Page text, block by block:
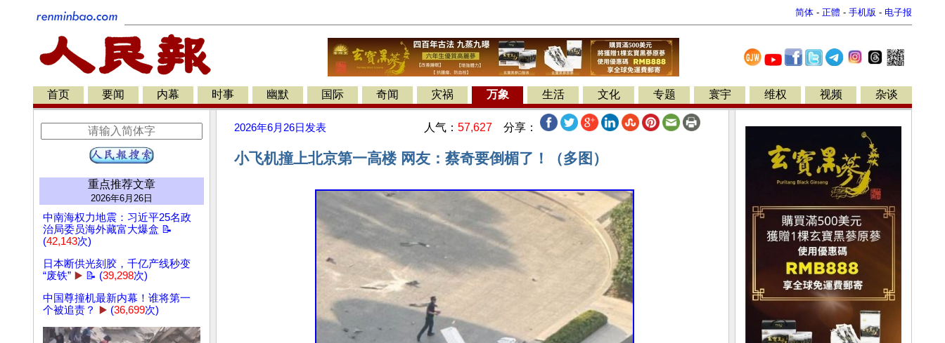
简体 - 正體 - 手机版 - 电子报
首页 要闻 内幕 时事 幽默 国际 奇闻 灾祸 万象 生活 文化 专题 寰宇 维权 视频 杂谈
重点推荐文章
2026年6月26日
中南海权力地震：习近平25名政
治局委员海外藏富大爆盒 📝
(42,143次)
日本断供光刻胶，千亿产线秒变
“废铁” ▶️ 📝 (39,298次)
中国尊撞机最新内幕！谁将第一
个被追责？
▶️ (36,699次)
2026年6月26日 发表 人气： 57,627 分享：
小飞机撞上北京第一高楼 网友：蔡奇要倒楣了！（多图）